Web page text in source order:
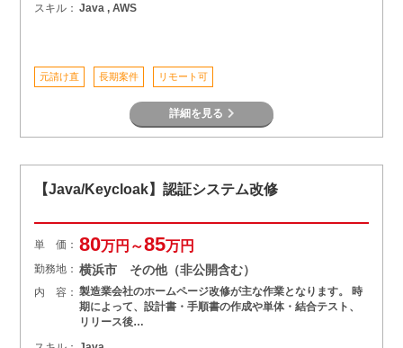
スキル： Java , AWS
元請け直 長期案件 リモート可
詳細を見る
【Java/Keycloak】認証システム改修
単 価： 80万円～85万円
勤務地： 横浜市 その他（非公開含む）
内 容： 製造業会社のホームページ改修が主な作業となります。 時
期によって、設計書・手順書の作成や単体・結合テスト、
リリース後…